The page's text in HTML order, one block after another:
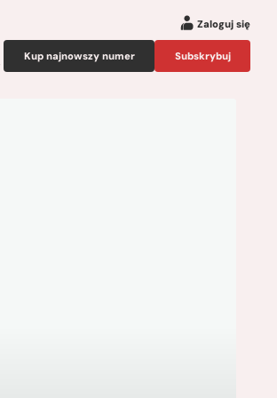
Zaloguj się
Kup najnowszy numer Subskrybuj